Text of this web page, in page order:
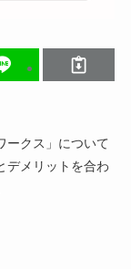
ークス」について
デメリットを合わ